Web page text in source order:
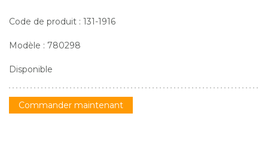
Code de produit : 131-1916
Modèle : 780298
Disponible
Commander maintenant